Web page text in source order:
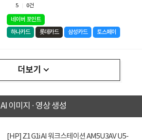
5 0건
네이버 포인트
하나카드
롯데카드 삼성카드 토스페이
더보기
AI 이미지 · 영상 생성
[HP] Z1 G1i AI 워크스테이션 AM5U3AV U5-